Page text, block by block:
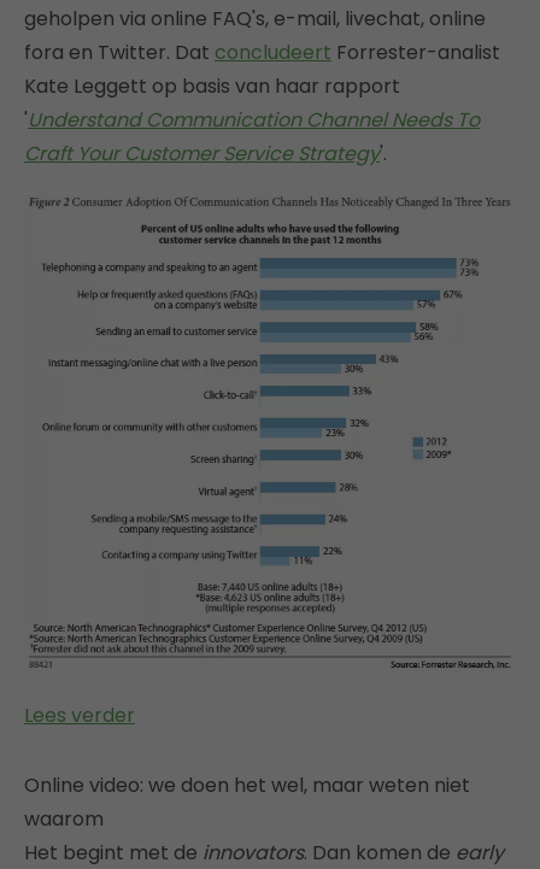
geholpen via online FAQ's, e-mail, livechat, online
fora en Twitter. Dat concludeert Forrester-analist
Kate Leggett op basis van haar rapport
'Understand Communication Channel Needs To
Craft Your Customer Service Strategy'.
Lees verder
Online video: we doen het wel, maar weten niet
waarom
Het begint met de innovators. Dan komen de early